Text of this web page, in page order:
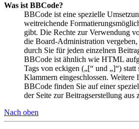
Was ist BBCode?
BBCode ist eine spezielle
weitreichende
gibt. Die Rechte zur Verwendung
die Board-Administration
durch Sie für jeden einzelnen
BBCode ist ähnlich wie HTML
Tags von eckigen („[“ und „]“) statt
Klammern eingeschlossen. Weitere
BBCode finden Sie auf einer
der Seite zur Beitragserstellung aus
Nach oben